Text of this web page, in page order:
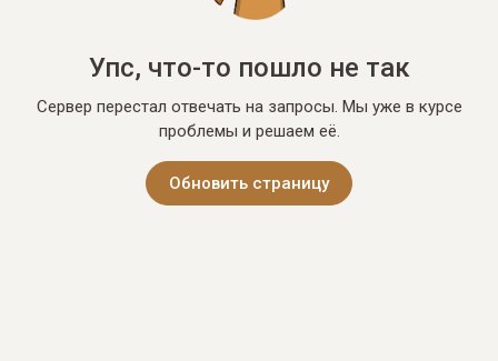
Упс, что-то пошло не так
Сервер перестал отвечать на запросы. Мы уже в курсе
проблемы и решаем её.
Обновить страницу